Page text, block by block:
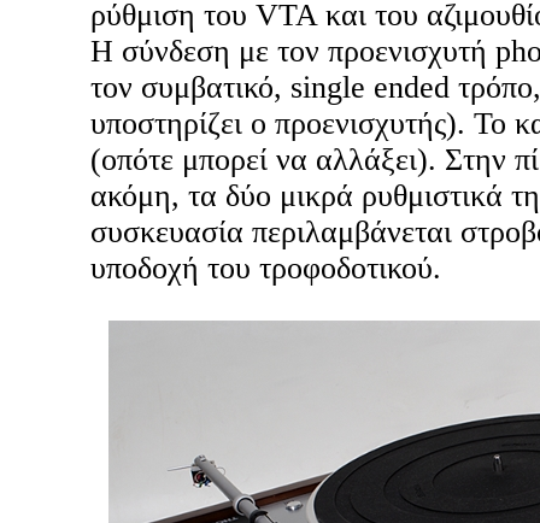
ρύθμιση του VTA και του
Η σύνδεση με τον προενισχυτή
τον συμβατικό, single ended
υποστηρίζει ο προενισχυτής). Το
(οπότε μπορεί να αλλάξει). Στην
ακόμη, τα δύο μικρά ρυθμιστικά
συσκευασία περιλαμβάνεται
υποδοχή του τροφοδοτικού.